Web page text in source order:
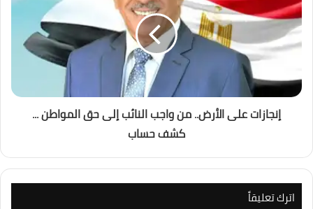
إنجازات على الأرض.. من واجب النائب إلى حق المواطن ...
كشف حساب
اترك تعليقاً